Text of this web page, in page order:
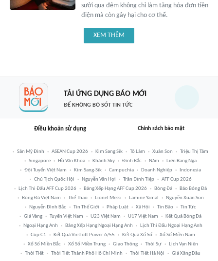
sưởi qua đêm không chỉ làm tăng hóa đơn tiền
điện mà còn gây hại cho cơ thể.
XEM THÊM
TẢI ỨNG DỤNG BÁO MỚI
ĐỂ KHÔNG BỎ SÓT TIN TỨC
Điều khoản sử dụng Chính sách bảo mật
Sân Mỹ Đình ASEAN Cup 2026 Kim Sang Sik Tô Lâm Xuân Son
Triệu Thị Tâm
Singapore
Hồ Văn Khoa Khánh Sky Đình Bắc Năm
Liên Bang Nga
Đội Tuyển Việt Nam
Kim Sang-Sik Campuchia Doanh Nghiệp
Indonesia
Chủ Tịch Quốc Hội
Nguyễn Văn Hợi Trần Đình Tiệp
AFF Cup 2026
Lịch Thi Đấu AFF Cup 2026
Bảng Xếp Hạng AFF Cup 2026 Bóng Đá
Báo Bóng Đá
Bóng Đá Việt Nam
Thể Thao Lionel Messi Lamine Yamal
Nguyễn Xuân Son
Nguyễn Đình Bắc
Tin Thế Giới Pháp Luật Xã Hội Tin Bão
Tin Tức
Giá Vàng
Tuyển Việt Nam U23 Việt Nam U17 Việt Nam
Kết Quả Bóng Đá
Ngoại Hạng Anh
Bảng Xếp Hạng Ngoại Hạng Anh
Lịch Thi Đấu Ngoại Hạng Anh
Cúp C1
Kết Quả Vietlott Power 6/55 Kết Quả Xổ Số
Xổ Số Miền Nam
Xổ Số Miền Bắc
Xổ Số Miền Trung Giao Thông Thời Sự
Lịch Vạn Niên
Thời Tiết
Thời Tiết Thành Phố Hồ Chí Minh Thời Tiết Hà Nội Giá Xăng Dầu